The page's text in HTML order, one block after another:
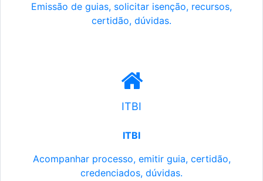
Emissão de guias, solicitar isenção, recursos,
certidão, dúvidas.
ITBI
ITBI
Acompanhar processo, emitir guia, certidão,
credenciados, dúvidas.